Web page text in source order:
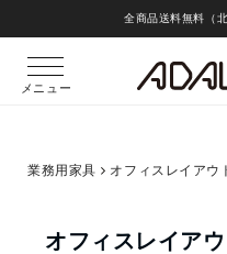
全商品送料無料（
メニュー
業務用家具
オフィスレイア